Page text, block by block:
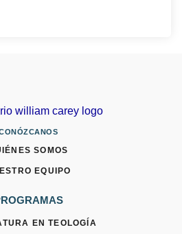
SOMOS
EQUIPO
EN TEOLOGÍA